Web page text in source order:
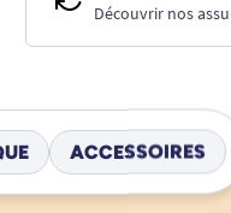
Découvrir nos
ACCESSOIRES